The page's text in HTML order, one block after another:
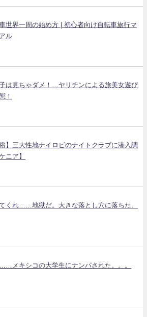
世界一周の始め方 | 初心者向け自転車旅行マ
ル
は見ちゃダメ！…ヤリチンによる旅美女遊び
！
俗】三大性地ナイロビのナイトクラブに潜入調
ニア】
くれ……地獄だ。大きな落とし穴に落ちた。
メキシコの大学生にナンパされた。。。